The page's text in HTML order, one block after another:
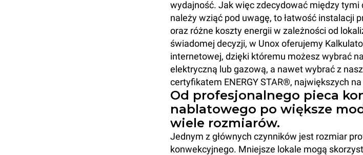
wydajność. Jak więc zdecydować między tymi
należy wziąć pod uwagę, to łatwość instalacji
oraz różne koszty energii w zależności od
świadomej decyzji, w Unox oferujemy
internetowej, dzięki któremu możesz wybrać
elektryczną lub gazową, a nawet wybrać z
certyfikatem ENERGY STAR®, największych
Od profesjonalnego pieca
nablatowego po większe
wiele rozmiarów.
Jednym z głównych czynników jest rozmiar
konwekcyjnego. Mniejsze lokale mogą